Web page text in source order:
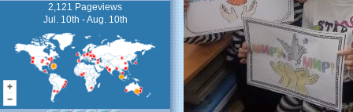
2,121 Pageviews
Jul. 10th - Aug. 10th